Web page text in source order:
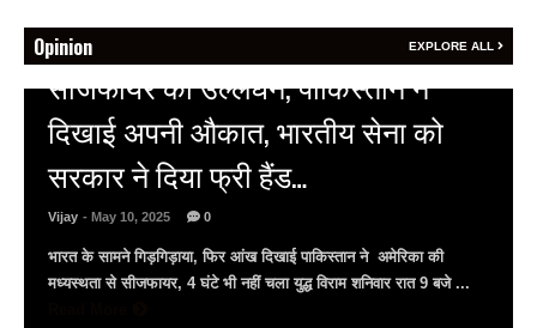
Opinion EXPLORE ALL
ने
सेना को
ने अमेरिका की
शनिवार रात 9 बजे ...
अल्बर्ट हॉल पर राजस्थान दिवस
राजस्थानी लोक कलाकारों ने
Vijay
अल्बर्ट हॉल पर राज्यस्तरीय सांस्कृतिक संध्या का भव्य
सैलाब राज्यपाल हरिभाऊ किसनराव बागडे़, मुख्यमंत्री